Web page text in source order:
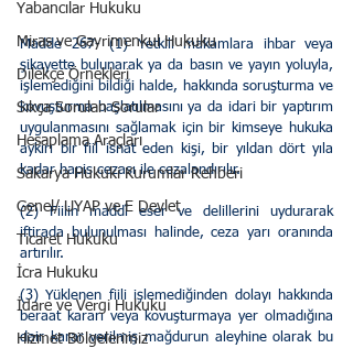
Yabancılar Hukuku
Miras ve Gayrimenkul Hukuku
Dilekçe Örnekleri
Sıkça Sorulan Sorular
Hesaplama Araçları
Sakarya Hukuki Kurumlar Rehberi
Genel/ UYAP ve E Devlet
Ticaret Hukuku
İcra Hukuku
İdare ve Vergi Hukuku
Hizmet Bölgelerimiz
Madde 267- (1) Yetkili makamlara ihbar veya
şikayette bulunarak ya da basın ve yayın yoluyla,
işlemediğini bildiği halde, hakkında soruşturma ve
kovuşturma başlatılmasını ya da idari bir yaptırım
uygulanmasını sağlamak için bir kimseye hukuka
aykırı bir fiil isnat eden kişi, bir yıldan dört yıla
kadar hapis cezası ile cezalandırılır.
(2) Fiilin maddî eser ve delillerini uydurarak
iftirada bulunulması halinde, ceza yarı oranında
artırılır.
(3) Yüklenen fiili işlemediğinden dolayı hakkında
beraat kararı veya kovuşturmaya yer olmadığına
dair karar verilmiş mağdurun aleyhine olarak bu